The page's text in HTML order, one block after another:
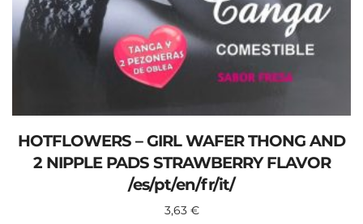
HOTFLOWERS – GIRL WAFER THONG AND
2 NIPPLE PADS STRAWBERRY FLAVOR
/es/pt/en/fr/it/
3,63 €